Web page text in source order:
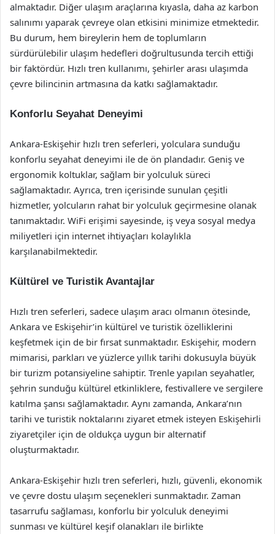
almaktadır. Diğer ulaşım araçlarına kıyasla, daha az karbon
salınımı yaparak çevreye olan etkisini minimize etmektedir.
Bu durum, hem bireylerin hem de toplumların
sürdürülebilir ulaşım hedefleri doğrultusunda tercih ettiği
bir faktördür. Hızlı tren kullanımı, şehirler arası ulaşımda
çevre bilincinin artmasına da katkı sağlamaktadır.
Konforlu Seyahat Deneyimi
Ankara-Eskişehir hızlı tren seferleri, yolculara sunduğu
konforlu seyahat deneyimi ile de ön plandadır. Geniş ve
ergonomik koltuklar, sağlam bir yolculuk süreci
sağlamaktadır. Ayrıca, tren içerisinde sunulan çeşitli
hizmetler, yolcuların rahat bir yolculuk geçirmesine olanak
tanımaktadır. WiFi erişimi sayesinde, iş veya sosyal medya
miliyetleri için internet ihtiyaçları kolaylıkla
karşılanabilmektedir.
Kültürel ve Turistik Avantajlar
Hızlı tren seferleri, sadece ulaşım aracı olmanın ötesinde,
Ankara ve Eskişehir’in kültürel ve turistik özelliklerini
keşfetmek için de bir fırsat sunmaktadır. Eskişehir, modern
mimarisi, parkları ve yüzlerce yıllık tarihi dokusuyla büyük
bir turizm potansiyeline sahiptir. Trenle yapılan seyahatler,
şehrin sunduğu kültürel etkinliklere, festivallere ve sergilere
katılma şansı sağlamaktadır. Aynı zamanda, Ankara’nın
tarihi ve turistik noktalarını ziyaret etmek isteyen Eskişehirli
ziyaretçiler için de oldukça uygun bir alternatif
oluşturmaktadır.
Ankara-Eskişehir hızlı tren seferleri, hızlı, güvenli, ekonomik
ve çevre dostu ulaşım seçenekleri sunmaktadır. Zaman
tasarrufu sağlaması, konforlu bir yolculuk deneyimi
sunması ve kültürel keşif olanakları ile birlikte